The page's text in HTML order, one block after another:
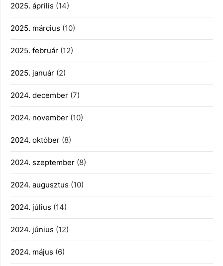
2025. április (14)
2025. március (10)
2025. február (12)
2025. január (2)
2024. december (7)
2024. november (10)
2024. október (8)
2024. szeptember (8)
2024. augusztus (10)
2024. július (14)
2024. június (12)
2024. május (6)